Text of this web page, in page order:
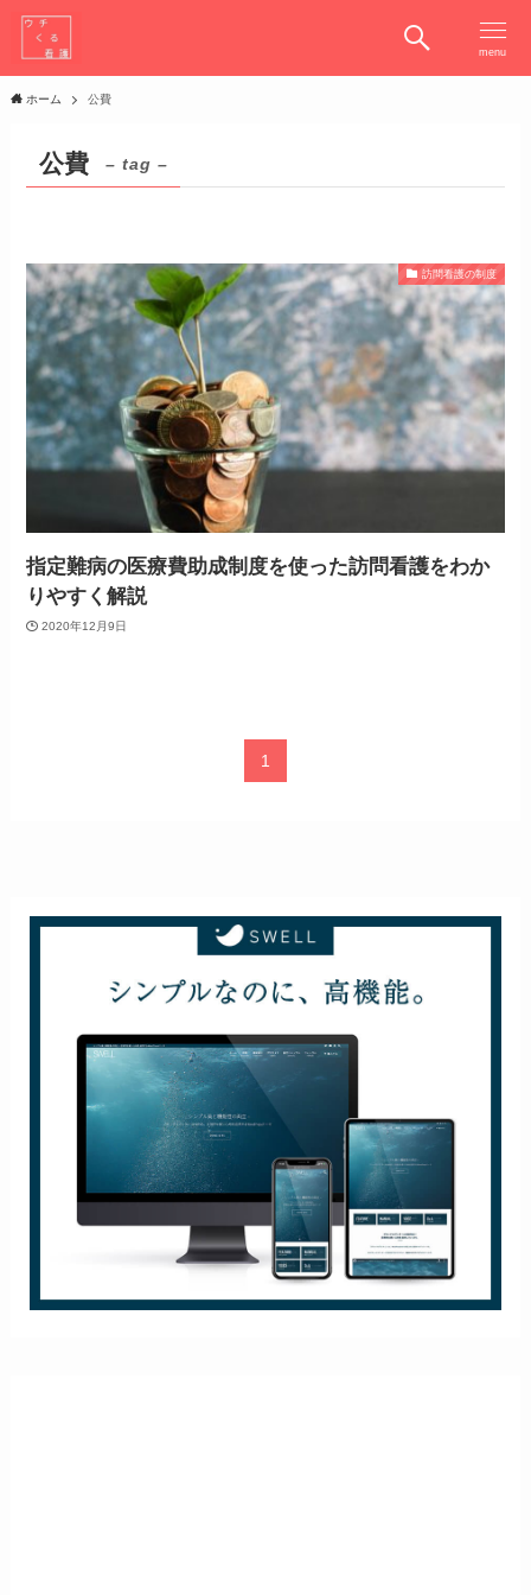
menu
ホーム 公費
公費 – tag –
訪問看護の制度
指定難病の医療費助成制度を使った訪問看護をわか
りやすく解説
2020年12月9日
1